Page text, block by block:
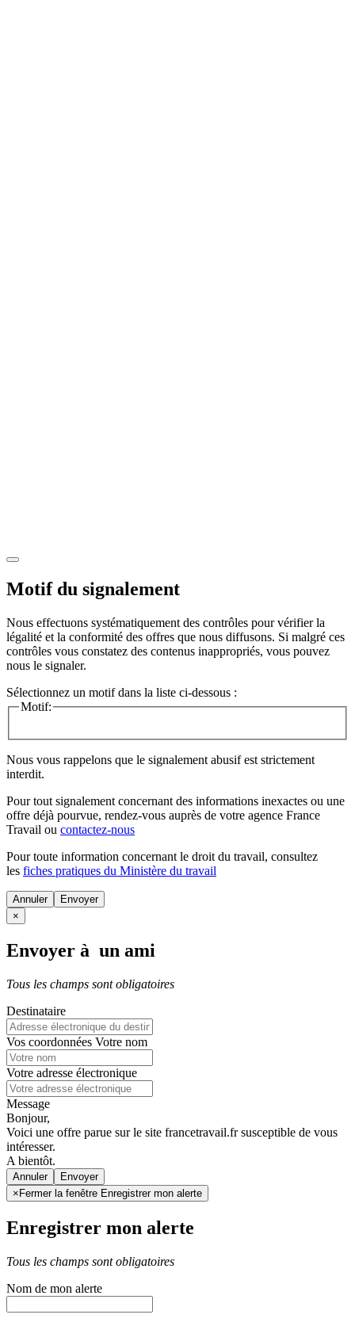
Motif du signalement
Nous effectuons systématiquement des contrôles pour vérifier la
légalité et la conformité des offres que nous diffusons. Si malgré ces
contrôles vous constatez des contenus inappropriés, vous pouvez
nous le signaler.
Sélectionnez un motif dans la liste ci-dessous :
Motif:
Nous vous rappelons que le signalement abusif est strictement
interdit.
Pour tout signalement concernant des informations inexactes ou une
offre déjà pourvue, rendez-vous auprès de votre agence France
Travail ou contactez-nous
Pour toute information concernant le droit du travail, consultez
les fiches pratiques du Ministère du travail
Annuler
×
Envoyer à un ami
Tous les champs sont obligatoires
Destinataire
Vos coordonnées Votre nom
Votre adresse électronique
Message
Bonjour,
Voici une offre parue sur le site francetravail.fr susceptible de vous
intéresser.
A bientôt.
Annuler
× Fermer la fenêtre Enregistrer mon alerte
Enregistrer mon alerte
Tous les champs sont obligatoires
Nom de mon alerte